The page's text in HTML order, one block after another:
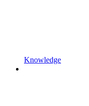
Knowledge